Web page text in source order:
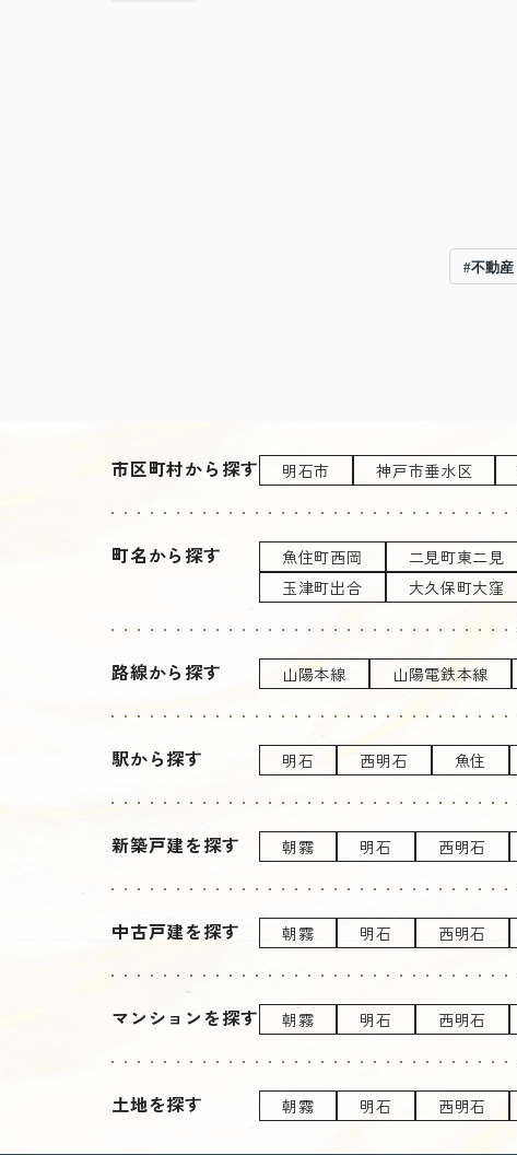
#不動産
市区町村から探す 明石市 神戸市垂水区
町名から探す 魚住町西岡 二見町東二見
玉津町出合
大久保町大窪
路線から探す 山陽本線 山陽電鉄本線
駅から探す 明石 西明石 魚住
新築戸建を探す 朝霧 明石 西明石
中古戸建を探す 朝霧 明石 西明石
マンションを探す 朝霧 明石 西明石
土地を探す 朝霧 明石 西明石